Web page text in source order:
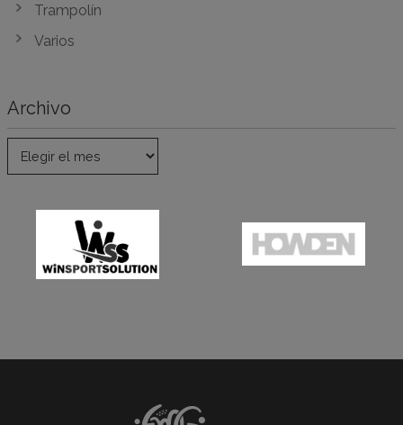
Trampolín
Varios
Archivo